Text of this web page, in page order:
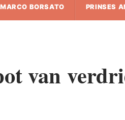
MARCO BORSATO PRINSES
van